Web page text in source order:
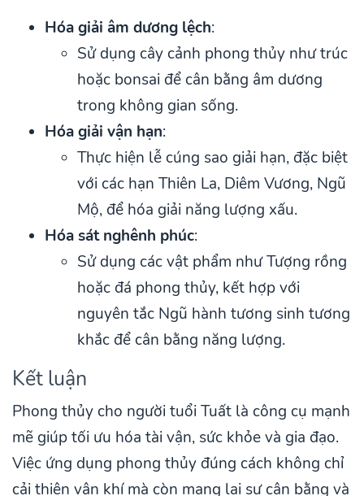
Hóa giải âm dương lệch:
Sử dụng cây cảnh phong thủy như trúc
hoặc bonsai để cân bằng âm dương
trong không gian sống.
Hóa giải vận hạn:
Thực hiện lễ cúng sao giải hạn, đặc biệt
với các hạn Thiên La, Diêm Vương, Ngũ
Mộ, để hóa giải năng lượng xấu.
Hóa sát nghênh phúc:
Sử dụng các vật phẩm như Tượng rồng
hoặc đá phong thủy, kết hợp với
nguyên tắc Ngũ hành tương sinh tương
khắc để cân bằng năng lượng.
Kết luận
Phong thủy cho người tuổi Tuất là công cụ mạnh
mẽ giúp tối ưu hóa tài vận, sức khỏe và gia đạo.
Việc ứng dụng phong thủy đúng cách không chỉ
cải thiện vận khí mà còn mang lại sự cân bằng và